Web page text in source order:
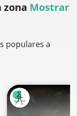
zona Mostrar
populares a